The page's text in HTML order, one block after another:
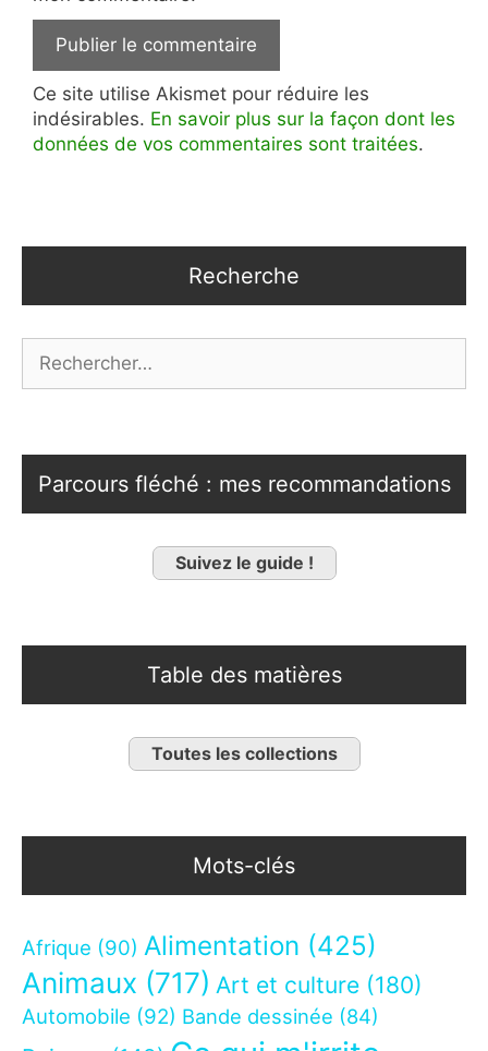
Ce site utilise Akismet pour réduire les
indésirables. En savoir plus sur la façon dont les
données de vos commentaires sont traitées.
Recherche
Parcours fléché : mes recommandations
Suivez le guide !
Table des matières
Toutes les collections
Mots-clés
Afrique (90) Alimentation (425)
Animaux (717) Art et culture (180)
Automobile (92) Bande dessinée (84)